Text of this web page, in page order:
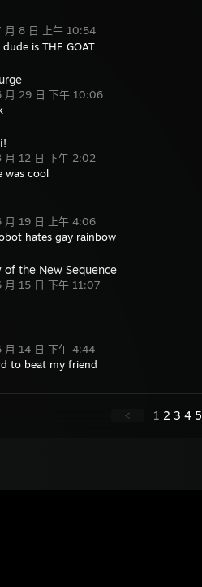
月 8 日 上午 10:54
is THE GOAT
月 29 日 下午 10:06
月 12 日 下午 2:02
was cool
月 19 日 上午 4:06
hates gay rainbow
of the New Sequence
月 15 日 下午 11:07
月 14 日 下午 4:44
to beat my friend
< 1 2 3 4 5